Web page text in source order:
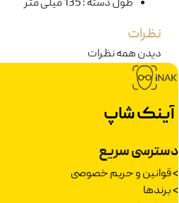
طول دسته:135 میلی متر
نظرات
دیدن همه نظرات
آینک شاپ
دسترسی سریع
>قوانین و حریم خصوصی
>برندها